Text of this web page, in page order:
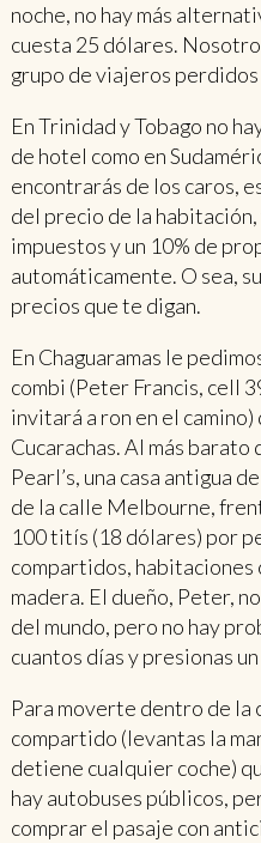
noche, no hay más
cuesta 25 dólares.
grupo de viajeros perdidos
En Trinidad y Tobago no
de hotel como en
encontrarás de los caros,
del precio de la
impuestos y un 10% de
automáticamente. O sea,
precios que te digan.
En Chaguaramas le
combi (Peter Francis, cell
invitará a ron en el
Cucarachas. Al más barato
Pearl’s, una casa antigua
de la calle Melbourne,
100 titís (18 dólares) por
compartidos, habitaciones
madera. El dueño, Peter,
del mundo, pero no hay
cuantos días y presionas
Para moverte dentro de la
compartido (levantas la
detiene cualquier coche)
hay autobuses públicos,
comprar el pasaje con